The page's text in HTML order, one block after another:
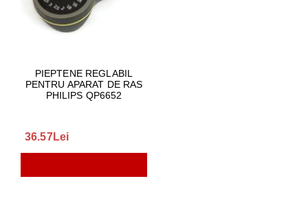
PIEPTENE REGLABIL
PENTRU APARAT DE RAS
PHILIPS QP6652
36.57Lei